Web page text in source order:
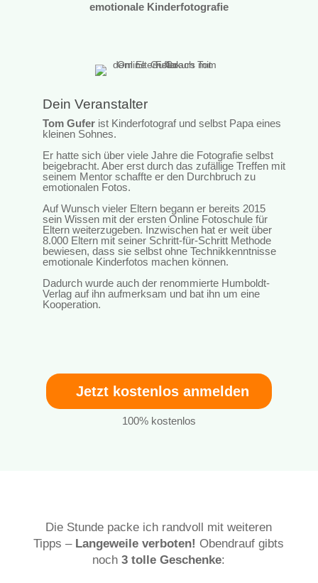
emotionale Kinderfotografie
Dein Veranstalter
Tom Gufer ist Kinderfotograf und selbst Papa eines
kleinen Sohnes.
Er hatte sich über viele Jahre die Fotografie selbst
beigebracht. Aber erst durch das zufällige Treffen mit
seinem Mentor schaffte er den Durchbruch zu
emotionalen Fotos.
Auf Wunsch vieler Eltern begann er bereits 2015
sein Wissen mit der ersten Online Fotoschule für
Eltern weiterzugeben. Inzwischen hat er weit über
8.000 Eltern mit seiner Schritt-für-Schritt Methode
bewiesen, dass sie selbst ohne Technikkenntnisse
emotionale Kinderfotos machen können.
Dadurch wurde auch der renommierte Humboldt-
Verlag auf ihn aufmerksam und bat ihn um eine
Kooperation.
Jetzt kostenlos anmelden
100% kostenlos
Die Stunde packe ich randvoll mit weiteren
Tipps – Langeweile verboten! Obendrauf gibts
noch3 tolle Geschenke: